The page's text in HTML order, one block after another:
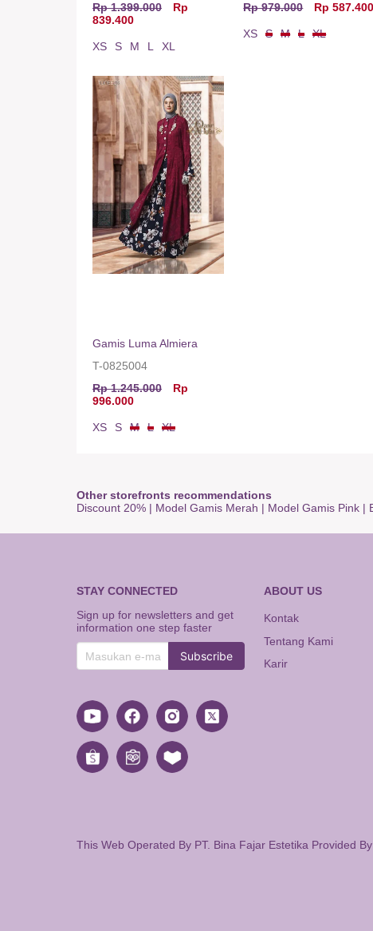
Rp 1.399.000
Rp
839.400
XS S M L XL
Rp 979.000
Rp 587.400
XS S M L XL
Gamis Luma Almiera
T-0825004
Rp 1.245.000
Rp
996.000
XS S M L XL
Other storefronts recommendations
Discount 20% | Model Gamis Merah | Model Gamis Pink |
STAY CONNECTED
Sign up for newsletters and get
information one step faster
Subscribe
ABOUT US
Kontak
Tentang Kami
Karir
This Web Operated By PT. Bina Fajar Estetika Provided By